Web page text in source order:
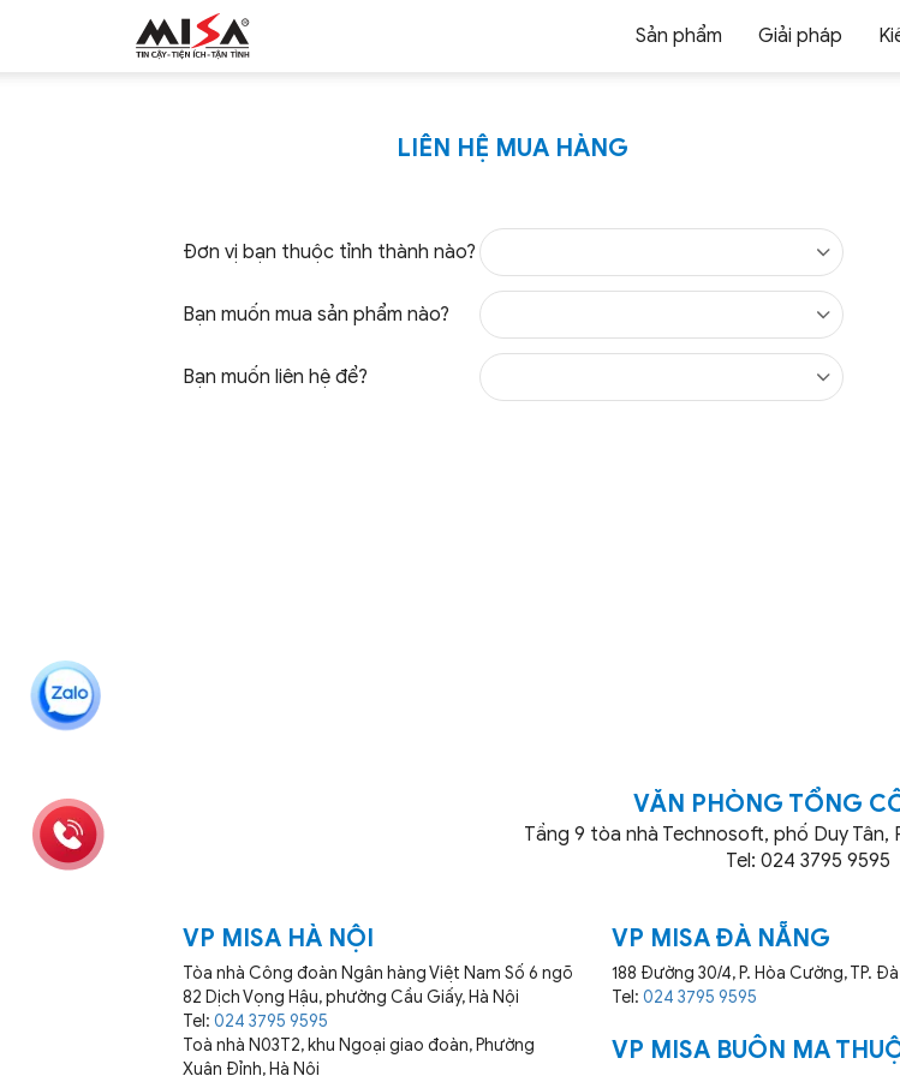
Sản phẩm Giải pháp
LIÊN HỆ MUA HÀNG
Đơn vị bạn thuộc tỉnh thành nào?
Bạn muốn mua sản phẩm nào?
Bạn muốn liên hệ để?
VĂN PHÒNG TỔNG
Tầng 9 tòa nhà Technosoft, phố Duy Tân,
Tel: 024 3795 9595
VP MISA HÀ NỘI
Tòa nhà Công đoàn Ngân hàng Việt Nam Số 6 ngõ
82 Dịch Vọng Hậu, phường Cầu Giấy, Hà Nội
Tel: 024 3795 9595
Toà nhà N03T2, khu Ngoại giao đoàn, Phường
Xuân Đỉnh, Hà Nội
VP MISA ĐÀ NẴNG
188 Đường 30/4, P. Hòa Cường, TP.
Tel: 024 3795 9595
VP MISA BUÔN MA